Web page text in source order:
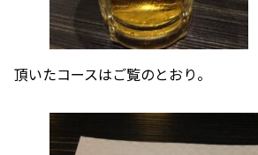
頂いたコースはご覧のとおり。